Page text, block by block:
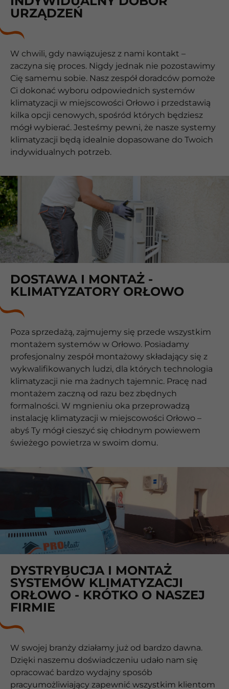
URZĄDZEŃ
W chwili, gdy nawiązujesz z nami kontakt –
zaczyna się proces. Nigdy jednak nie pozostawimy
Cię samemu sobie. Nasz zespół doradców pomoże
Ci dokonać wyboru odpowiednich systemów
klimatyzacji w miejscowości Orłowo i przedstawią
kilka opcji cenowych, spośród których będziesz
mógł wybierać. Jesteśmy pewni, że nasze systemy
klimatyzacji będą idealnie dopasowane do Twoich
indywidualnych potrzeb.
DOSTAWA I MONTAŻ -
KLIMATYZATORY ORŁOWO
Poza sprzedażą, zajmujemy się przede wszystkim
montażem systemów w Orłowo. Posiadamy
profesjonalny zespół montażowy składający się z
wykwalifikowanych ludzi, dla których technologia
klimatyzacji nie ma żadnych tajemnic. Pracę nad
montażem zaczną od razu bez zbędnych
formalności. W mgnieniu oka przeprowadzą
instalację klimatyzacji w miejscowości Orłowo –
abyś Ty mógł cieszyć się chłodnym powiewem
świeżego powietrza w swoim domu.
DYSTRYBUCJA I MONTAŻ
SYSTEMÓW KLIMATYZACJI
ORŁOWO - KRÓTKO O NASZEJ
FIRMIE
W swojej branży działamy już od bardzo dawna.
Dzięki naszemu doświadczeniu udało nam się
opracować bardzo wydajny sposób
pracyumożliwiający zapewnić wszystkim klientom